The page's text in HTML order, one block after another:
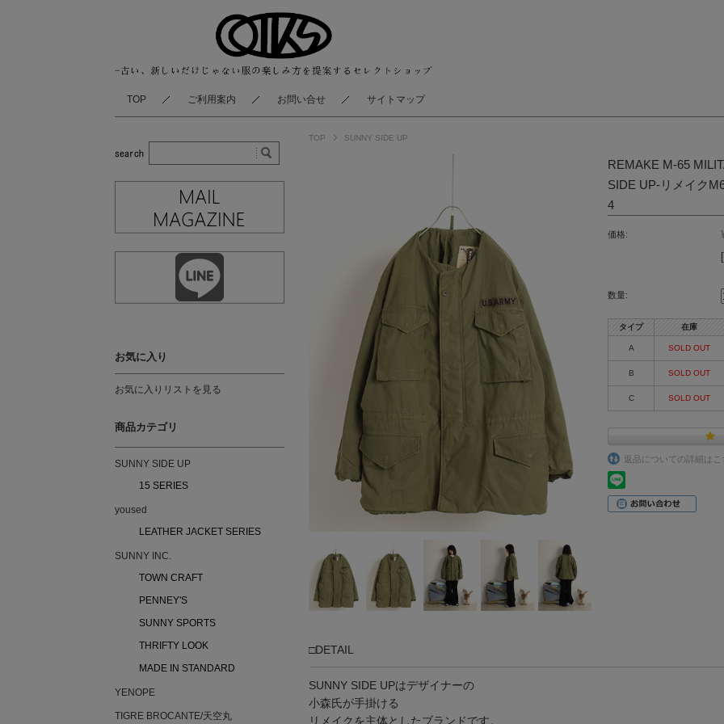
TOP ご利用案内 お問い合せ サイトマップ
TOP SUNNY SIDE UP
REMAKE M-65
SIDE UP-リメイク
4
価格:
数量:
タイプ 在庫
A SOLD OUT
B SOLD OUT
C SOLD OUT
返品についての詳細はこ
□DETAIL
SUNNY SIDE UPはデザイナーの
小森氏が手掛ける
リメイクを主体としたブランドです。
お気に入り
お気に入りリストを見る
商品カテゴリ
SUNNY SIDE UP
15 SERIES
yoused
LEATHER JACKET SERIES
SUNNY INC.
TOWN CRAFT
PENNEY'S
SUNNY SPORTS
THRIFTY LOOK
MADE IN STANDARD
YENOPE
TIGRE BROCANTE/天空丸